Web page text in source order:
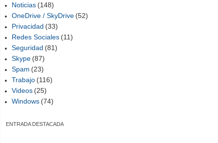
Noticias (148)
OneDrive / SkyDrive (52)
Privacidad (33)
Redes Sociales (11)
Seguridad (81)
Skype (87)
Spam (23)
Trabajo (116)
Videos (25)
Windows (74)
ENTRADA DESTACADA